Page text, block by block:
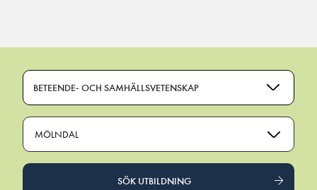
BETEENDE- OCH SAMHÄLLSVETENSKAP
MÖLNDAL
SÖK UTBILDNING